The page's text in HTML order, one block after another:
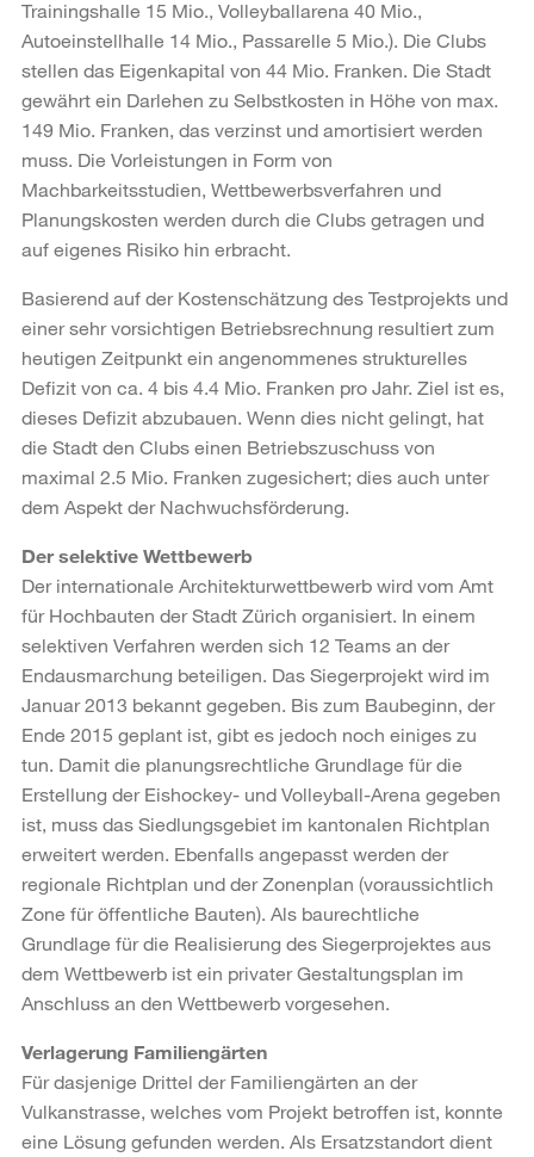
Trainingshalle 15 Mio., Volleyballarena 40 Mio.,
Autoeinstellhalle 14 Mio., Passarelle 5 Mio.). Die Clubs
stellen das Eigenkapital von 44 Mio. Franken. Die Stadt
gewährt ein Darlehen zu Selbstkosten in Höhe von max.
149 Mio. Franken, das verzinst und amortisiert werden
muss. Die Vorleistungen in Form von
Machbarkeitsstudien, Wettbewerbsverfahren und
Planungskosten werden durch die Clubs getragen und
auf eigenes Risiko hin erbracht.
Basierend auf der Kostenschätzung des Testprojekts und
einer sehr vorsichtigen Betriebsrechnung resultiert zum
heutigen Zeitpunkt ein angenommenes strukturelles
Defizit von ca. 4 bis 4.4 Mio. Franken pro Jahr. Ziel ist es,
dieses Defizit abzubauen. Wenn dies nicht gelingt, hat
die Stadt den Clubs einen Betriebszuschuss von
maximal 2.5 Mio. Franken zugesichert; dies auch unter
dem Aspekt der Nachwuchsförderung.
Der selektive Wettbewerb
Der internationale Architekturwettbewerb wird vom Amt
für Hochbauten der Stadt Zürich organisiert. In einem
selektiven Verfahren werden sich 12 Teams an der
Endausmarchung beteiligen. Das Siegerprojekt wird im
Januar 2013 bekannt gegeben. Bis zum Baubeginn, der
Ende 2015 geplant ist, gibt es jedoch noch einiges zu
tun. Damit die planungsrechtliche Grundlage für die
Erstellung der Eishockey- und Volleyball-Arena gegeben
ist, muss das Siedlungsgebiet im kantonalen Richtplan
erweitert werden. Ebenfalls angepasst werden der
regionale Richtplan und der Zonenplan (voraussichtlich
Zone für öffentliche Bauten). Als baurechtliche
Grundlage für die Realisierung des Siegerprojektes aus
dem Wettbewerb ist ein privater Gestaltungsplan im
Anschluss an den Wettbewerb vorgesehen.
Verlagerung Familiengärten
Für dasjenige Drittel der Familiengärten an der
Vulkanstrasse, welches vom Projekt betroffen ist, konnte
eine Lösung gefunden werden. Als Ersatzstandort dient